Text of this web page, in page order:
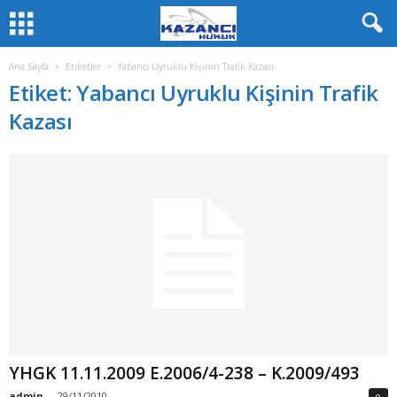
Ana Sayfa Etiketler Yabancı Uyruklu Kişinin Trafik Kazası
Etiket: Yabancı Uyruklu Kişinin Trafik
Kazası
YHGK 11.11.2009 E.2006/4-238 – K.2009/493